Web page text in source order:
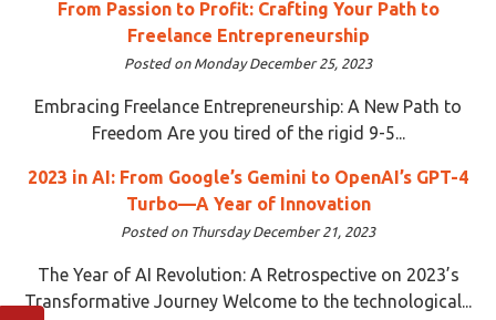
From Passion to Profit: Crafting Your Path to
Freelance Entrepreneurship
Posted on Monday December 25, 2023
Embracing Freelance Entrepreneurship: A New Path to
Freedom Are you tired of the rigid 9-5...
2023 in AI: From Google’s Gemini to OpenAI’s GPT-4
Turbo—A Year of Innovation
Posted on Thursday December 21, 2023
The Year of AI Revolution: A Retrospective on 2023’s
Transformative Journey Welcome to the technological...